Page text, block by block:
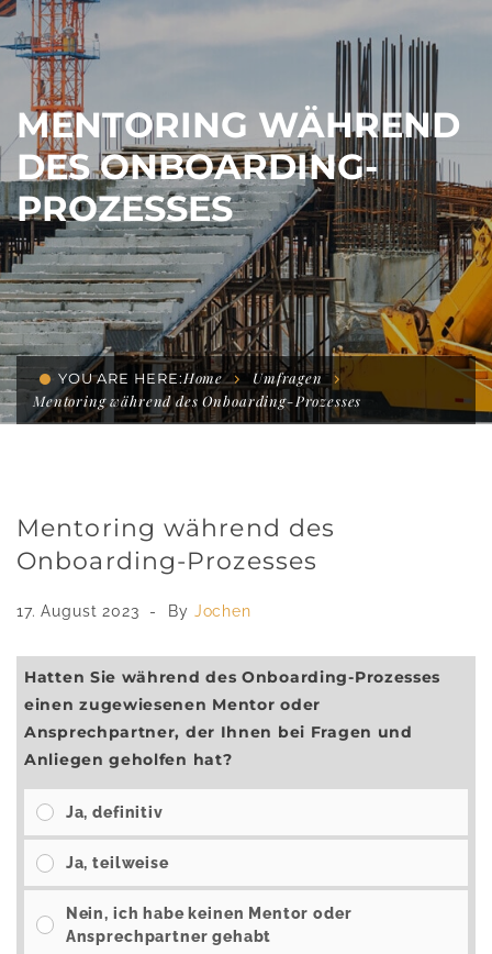
MENTORING WÄHREND
DES ONBOARDING-
PROZESSES
YOU ARE HERE:Home
Umfragen
Mentoring während des Onboarding-Prozesses
Mentoring während des
Onboarding-Prozesses
17. August 2023 By Jochen
Hatten Sie während des Onboarding-Prozesses
einen zugewiesenen Mentor oder
Ansprechpartner, der Ihnen bei Fragen und
Anliegen geholfen hat?
Ja, definitiv
Ja, teilweise
Nein, ich habe keinen Mentor oder
Ansprechpartner gehabt